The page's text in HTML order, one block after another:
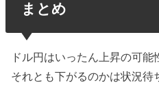
まとめ
ドル円はいったん上昇の可
それとも下がるのかは状況待